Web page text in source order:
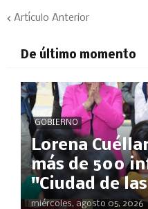
Artículo Anterior
De último momento
GOBIERNO
Lorena
más de 500
"Ciudad de
miércoles, agosto 05, 2026